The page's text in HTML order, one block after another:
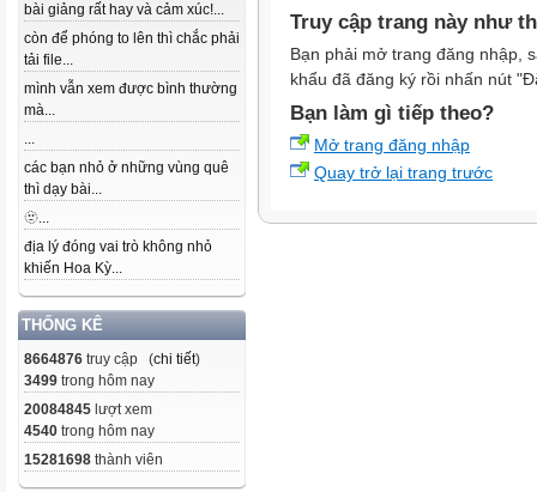
bài giảng rất hay và cảm xúc!...
còn để phóng to lên thì chắc phải
tải file...
mình vẫn xem được bình thường
mà...
...
các bạn nhỏ ở những vùng quê
thì dạy bài...
🫥...
địa lý đóng vai trò không nhỏ
khiến Hoa Kỳ...
THỐNG KÊ
8664876 truy cập (chi tiết)
3499 trong hôm nay
20084845 lượt xem
4540 trong hôm nay
15281698 thành viên
Truy cập trang này như
Bạn phải mở trang đăng nhập,
khẩu đã đăng ký rồi nhấn nút
Bạn làm gì tiếp theo?
Mở trang đăng nhập
Quay trở lại trang trước